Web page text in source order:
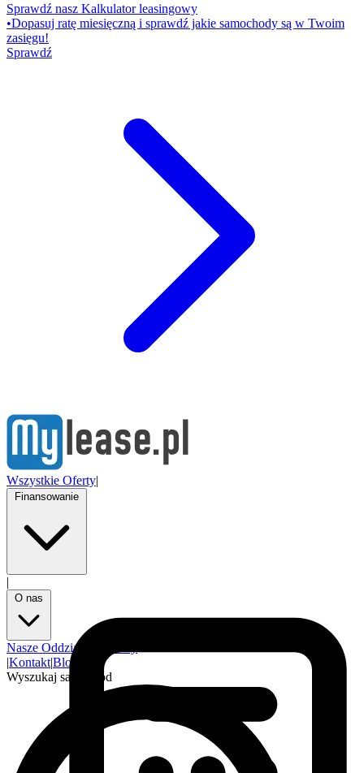
Sprawdź nasz Kalkulator leasingowy
•Dopasuj ratę miesięczną i sprawdź jakie samochody są w Twoim
zasięgu!
Sprawdź
Wszystkie Oferty|
|
Nasze Oddziały
|Kontakt|Blog
Wyszukaj samochód